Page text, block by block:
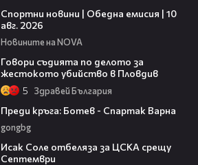
Спортни новини | Обедна емисия | 10
aвг. 2026
Новините на NOVA
Говори съдията по делото за
жестокото убийство в Пловдив
5 Здравей България
Преди кръга: Ботев - Спартак Варна
gongbg
Исак Соле отбеляза за ЦСКА срещу
Септември